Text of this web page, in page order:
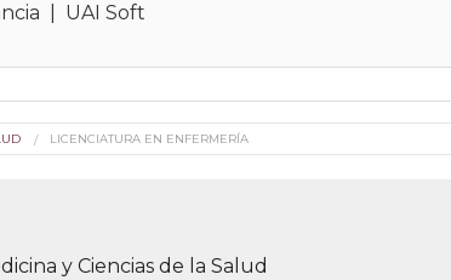
UAI Soft
LICENCIATURA EN ENFERMERÍA
y Ciencias de la Salud